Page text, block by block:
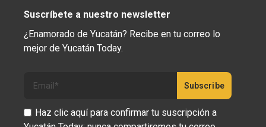
Suscríbete a nuestro newsletter
¿Enamorado de Yucatán? Recibe en tu correo lo
mejor de Yucatán Today.
Haz clic aquí para confirmar tu suscripción a